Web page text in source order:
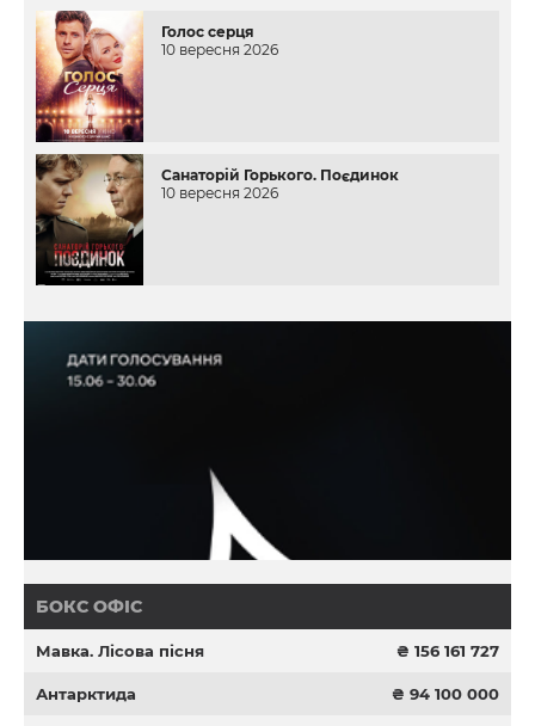
Голос серця
10 вересня 2026
Санаторій Горького. Поєдинок
10 вересня 2026
БОКС ОФІС
Мавка. Лісова пісня ₴ 156 161 727
Антарктида ₴ 94 100 000